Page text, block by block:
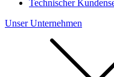
Technischer
Unser Unternehmen